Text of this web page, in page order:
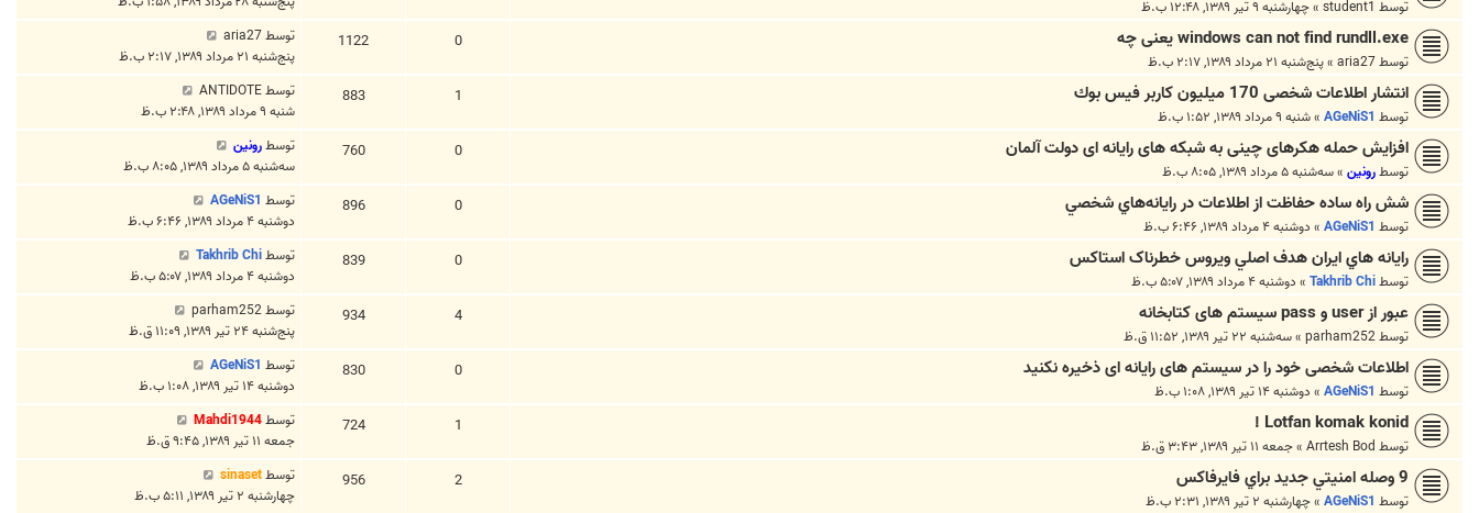
توسط student1
»چهارشنبه ۹ تیر ۱۳۸۹, ۱۲:۴۸ ب.ظ
windows can not find rundll.exe یعنی چه
توسطaria27
»پنج‌شنبه ۲۱ مرداد ۱۳۸۹, ۲:۱۷ ب.ظ
0
1122 توسطaria27
پنج‌شنبه ۲۱ مرداد ۱۳۸۹, ۲:۱۷ ب.ظ
انتشار اطلاعات شخصی 170 ميليون كاربر فيس بوك
توسط AGeNiS1
»شنبه ۹ مرداد ۱۳۸۹, ۱:۵۲ ب.ظ
1
883 توسطANTIDOTE
شنبه ۹ مرداد ۱۳۸۹, ۲:۴۸ ب.ظ
افزایش حمله هکرهای چینی به شبکه های رایانه ای دولت آلمان
توسطرونین »سه‌شنبه ۵ مرداد ۱۳۸۹, ۸:۰۵ ب.ظ
0
760 توسطرونین
سه‌شنبه ۵ مرداد ۱۳۸۹, ۸:۰۵ ب.ظ
شش راه ساده‌ حفاظت از اطلاعات در رايانه‌هاي شخصي
توسط AGeNiS1
» دوشنبه ۴ مرداد ۱۳۸۹, ۶:۴۶ ب.ظ
0
896 توسط AGeNiS1
دوشنبه ۴ مرداد ۱۳۸۹, ۶:۴۶ ب.ظ
رايانه هاي ايران هدف اصلي ويروس خطرناک استاکس
توسطTakhrib Chi
» دوشنبه ۴ مرداد ۱۳۸۹, ۵:۰۷ ب.ظ
0
839 توسطTakhrib Chi
دوشنبه ۴ مرداد ۱۳۸۹, ۵:۰۷ ب.ظ
عبور از user و pass سیستم های کتابخانه
توسطparham252
»سه‌شنبه ۲۲ تیر ۱۳۸۹, ۱۱:۵۲ ق.ظ
4
934 توسطparham252
پنج‌شنبه ۲۴ تیر ۱۳۸۹, ۱۱:۰۹ ق.ظ
اطلاعات شخصی خود را در سیستم های رایانه ای ذخیره نکنید
توسط AGeNiS1
» دوشنبه ۱۴ تیر ۱۳۸۹, ۱:۰۸ ب.ظ
0
830 توسط AGeNiS1
دوشنبه ۱۴ تیر ۱۳۸۹, ۱:۰۸ ب.ظ
Lotfan komak konid !
توسط Arrtesh Bod
»جمعه ۱۱ تیر ۱۳۸۹, ۳:۴۳ ق.ظ
1
724 توسطMahdi1944
جمعه ۱۱ تیر ۱۳۸۹, ۹:۴۵ ق.ظ
9 وصله امنيتي جديد براي فايرفاكس
توسط AGeNiS1
»چهارشنبه ۲ تیر ۱۳۸۹, ۲:۳۱ ب.ظ
2
956 توسطsinaset
چهارشنبه ۲ تیر ۱۳۸۹, ۵:۱۱ ب.ظ